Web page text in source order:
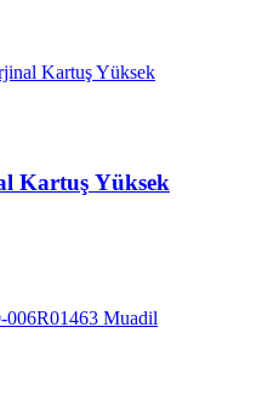
Kartuş Yüksek